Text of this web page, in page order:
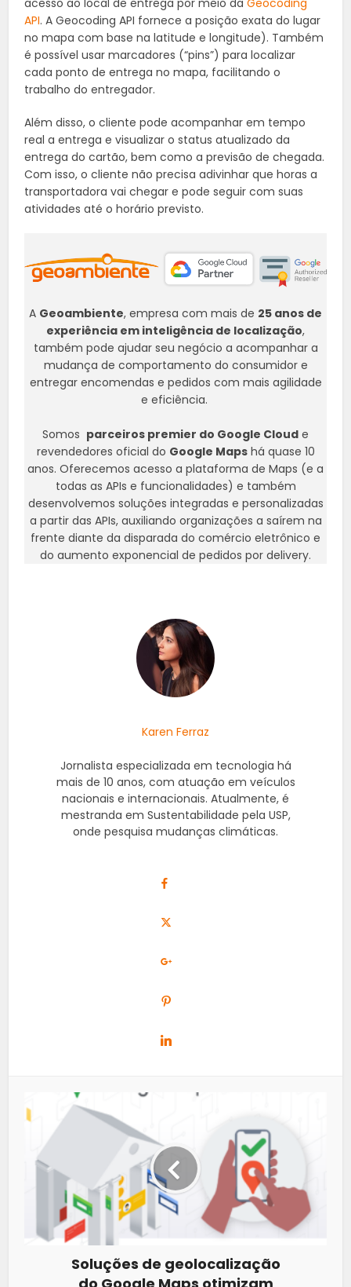
API. A Geocoding API fornece a posição exata do lugar
no mapa com base na latitude e longitude). Também
é possível usar marcadores (“pins”) para localizar
cada ponto de entrega no mapa, facilitando o
trabalho do entregador.
Além disso, o cliente pode acompanhar em tempo
real a entrega e visualizar o status atualizado da
entrega do cartão, bem como a previsão de chegada.
Com isso, o cliente não precisa adivinhar que horas a
transportadora vai chegar e pode seguir com suas
atividades até o horário previsto.
A Geoambiente, empresa com mais de 25 anos de
experiência em inteligência de localização,
também pode ajudar seu negócio a acompanhar a
mudança de comportamento do consumidor e
entregar encomendas e pedidos com mais agilidade
e eficiência.
Somos parceiros premier do Google Cloud e
revendedores oficial do Google Mapshá quase 10
anos. Oferecemos acesso a plataforma de Maps (e a
todas as APIs e funcionalidades) e também
desenvolvemos soluções integradas e personalizadas
a partir das APIs, auxiliando organizações a saírem na
frente diante da disparada do comércio eletrônico e
do aumento exponencial de pedidos por delivery.
Karen Ferraz
Jornalista especializada em tecnologia há
mais de 10 anos, com atuação em veículos
nacionais e internacionais. Atualmente, é
mestranda em Sustentabilidade pela USP,
onde pesquisa mudanças climáticas.
Soluções de geolocalização